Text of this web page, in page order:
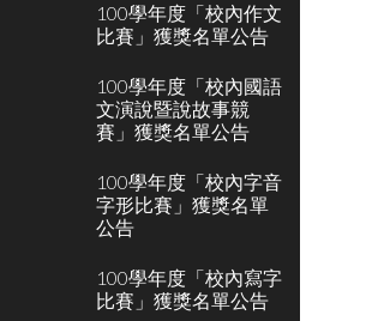
100學年度「校內作文
比賽」獲獎名單公告
100學年度「校內國語
文演說暨說故事競
賽」獲獎名單公告
100學年度「校內字音
字形比賽」獲獎名單
公告
100學年度「校內寫字
比賽」獲獎名單公告